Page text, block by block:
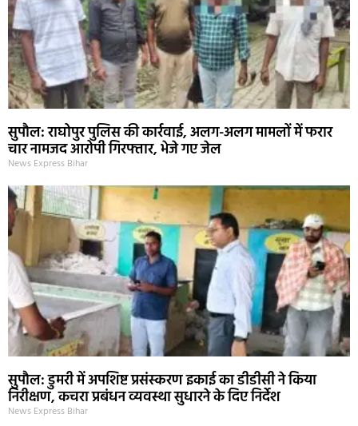
सुपौल: राघोपुर पुलिस की कार्रवाई, अलग-अलग मामलों में फरार
चार नामजद आरोपी गिरफ्तार, भेजे गए जेल
News Express Bihar
सुपौल: डुमरी में अपशिष्ट प्रसंस्करण इकाई का डीडीसी ने किया
निरीक्षण, कचरा प्रबंधन व्यवस्था सुधारने के दिए निर्देश
News Express Bihar